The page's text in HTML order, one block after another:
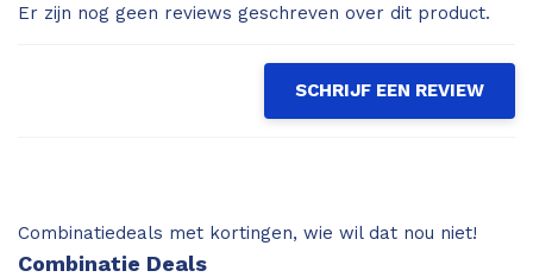
Er zijn nog geen reviews geschreven over dit product.
SCHRIJF EEN REVIEW
Combinatiedeals met kortingen, wie wil dat nou niet!
Combinatie Deals